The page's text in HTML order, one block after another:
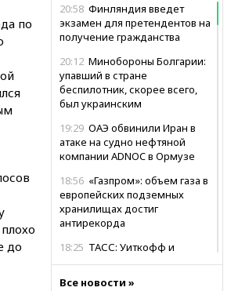
20:58 Финляндия введет
экзамен для претендентов на
получение гражданства
20:12 Минобороны Болгарии:
упавший в стране
беспилотник, скорее всего,
был украинским
19:29 ОАЭ обвинили Иран в
атаке на судно нефтяной
компании ADNOC в Ормузе
18:56 «Газпром»: объем газа в
европейских подземных
хранилищах достиг
антирекорда
18:25 ТАСС: Уиткофф и
Все новости »
по
до